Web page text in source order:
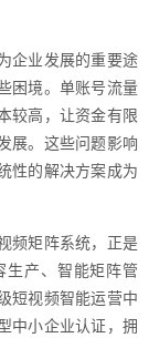
企业发展的重要途
困境。单账号流量
较高，让资金有限
展。这些问题影响
性的解决方案成为
频矩阵系统，正是
生产、智能矩阵管
短视频智能运营中
中小企业认证，拥